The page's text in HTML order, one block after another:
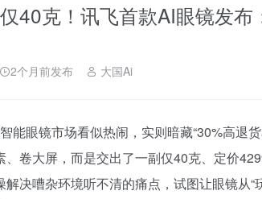
40克！讯飞首款AI眼镜发
2个月前发布 大国Ai
能眼镜市场看似热闹，实则暗藏“30%高退
、卷大屏，而是交出了一副仅40克、定价
决嘈杂环境听不清的痛点，试图让眼镜从